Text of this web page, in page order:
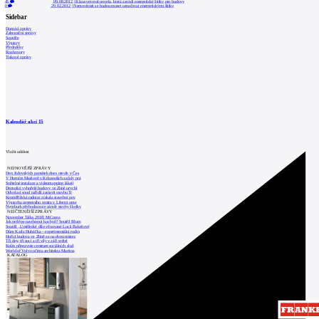
45
09.08.2012 |Klaus vetoval novelu, která zavádí energetické štítky pro budovy
0
29.02.2012 |Nemovitosti se budou muset označovat energetickými štítky
Sidebar
Domácí zprávy
Zahraniční zprávy
Soutěže
Výstavy
Přednášky
Rozhovory
Tiskové zprávy
Kalendář akcí 15
Vložit událost
NEJNOVĚJŠÍ ZPRÁVY
Den židovských památek dnes otevře v Čes
V Horním Maršově v Krkonoších začaly prá
Světelné instalace a videomapping lákají
Demolici vyhořelé budovy ve Zlíně urychl
Odvolací soud nařídil zastavit stavbu Tr
Kroměřížská radnice získala stavební pov
Výstavba urgentního centra v Liberci ome
Nymburk přehodnocuje záměr stavby školky
NEJČTENĚJŠÍ ZPRÁVY
November Talks 2018: M.Corea
Jak nejlépe navrhnout kuchyň? Soutěž Blum
Soutěž „Umělecké dílo věnované Lucii Bakešové
Dům Karla Hubáčka – experimentální rodin
Hořící budova ve Zlíně se na dvou místec
Tři dny, tři noci a tři vily v záři světel
Kolín připravuje centrum sociálních služ
World of Volvo očima architekta Martina
KATALOG